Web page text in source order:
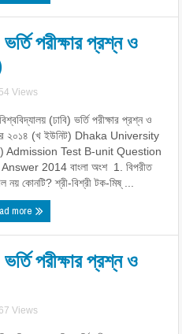
ভর্তি পরীক্ষার প্রশ্ন ও
Views
(ঢাবি) ভর্তি পরীক্ষার প্রশ্ন ও
২০১৪ (খ ইউনিট) Dhaka University
Admission Test B-unit Question
2014 বাংলা অংশ 1. বিপরীত
নয় কোনটি? শ্রী-বিশ্রী টক-মিষ্ ...
more
ভর্তি পরীক্ষার প্রশ্ন ও
Views